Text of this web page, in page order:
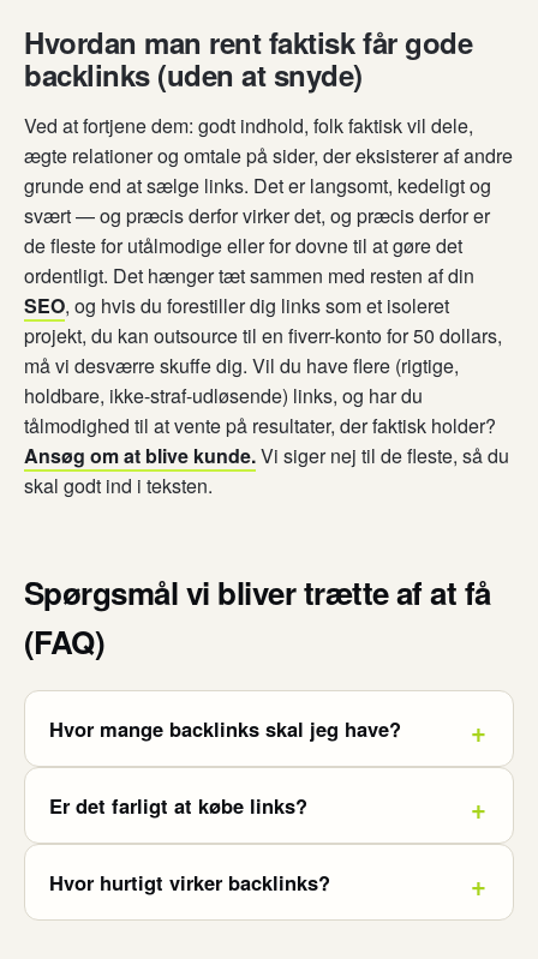
Hvordan man rent faktisk får gode
backlinks (uden at snyde)
Ved at fortjene dem: godt indhold, folk faktisk vil dele,
ægte relationer og omtale på sider, der eksisterer af andre
grunde end at sælge links. Det er langsomt, kedeligt og
svært — og præcis derfor virker det, og præcis derfor er
de fleste for utålmodige eller for dovne til at gøre det
ordentligt. Det hænger tæt sammen med resten af din
SEO, og hvis du forestiller dig links som et isoleret
projekt, du kan outsource til en fiverr-konto for 50 dollars,
må vi desværre skuffe dig. Vil du have flere (rigtige,
holdbare, ikke-straf-udløsende) links, og har du
tålmodighed til at vente på resultater, der faktisk holder?
Ansøg om at blive kunde.Vi siger nej til de fleste, så du
skal godt ind i teksten.
Spørgsmål vi bliver trætte af at få
(FAQ)
Hvor mange backlinks skal jeg have?
Er det farligt at købe links?
Hvor hurtigt virker backlinks?